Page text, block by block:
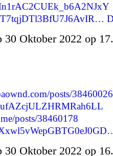
30 Oktober 2022 op
posts/38460026
posts/38460178
30 Oktober 2022 op